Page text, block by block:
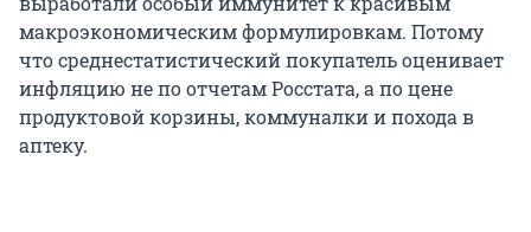
макроэкономическим формулировкам. Потому
что среднестатистический покупатель оценивает
инфляцию не по отчетам Росстата, а по цене
продуктовой корзины, коммуналки и похода в
аптеку.